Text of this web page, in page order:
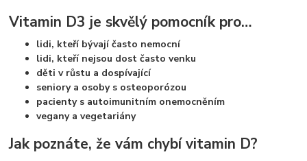
Vitamin D3 je skvělý pomocník pro…
lidi, kteří bývají často nemocní
lidi, kteří nejsou dost často venku
děti v růstu a dospívající
seniory a osoby s osteoporózou
pacienty s autoimunitním onemocněním
vegany a vegetariány
Jak poznáte, že vám chybí vitamin D?